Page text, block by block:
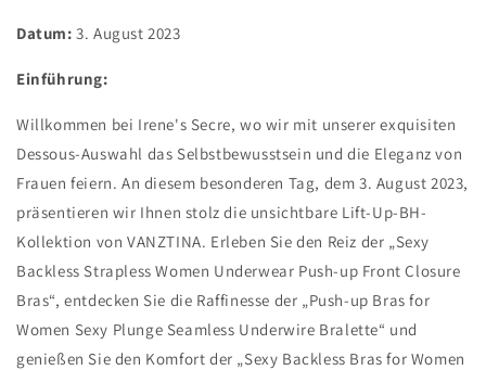
Datum: 3. August 2023
Einführung:
Willkommen bei Irene's Secre, wo wir mit unserer exquisiten
Dessous-Auswahl das Selbstbewusstsein und die Eleganz von
Frauen feiern. An diesem besonderen Tag, dem 3. August 2023,
präsentieren wir Ihnen stolz die unsichtbare Lift-Up-BH-
Kollektion von VANZTINA. Erleben Sie den Reiz der „Sexy
Backless Strapless Women Underwear Push-up Front Closure
Bras“, entdecken Sie die Raffinesse der „Push-up Bras for
Women Sexy Plunge Seamless Underwire Bralette“ und
genießen Sie den Komfort der „Sexy Backless Bras for Women